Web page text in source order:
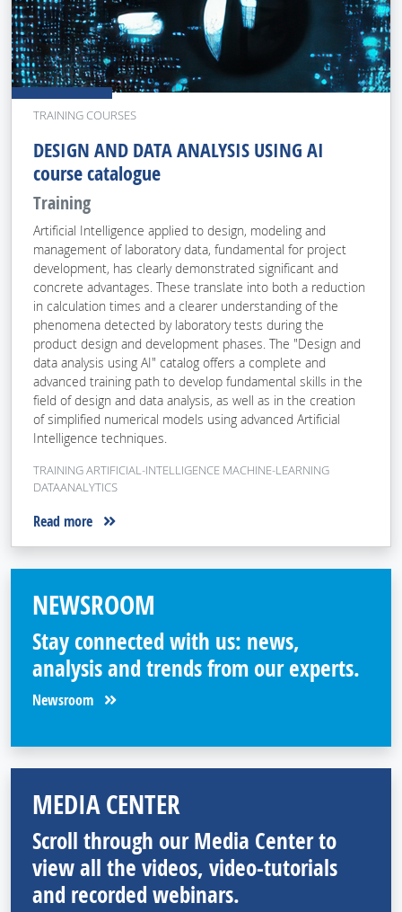
TRAINING COURSES
DESIGN AND DATA ANALYSIS USING AI
course catalogue
Training
Artificial Intelligence applied to design, modeling and
management of laboratory data, fundamental for project
development, has clearly demonstrated significant and
concrete advantages. These translate into both a reduction
in calculation times and a clearer understanding of the
phenomena detected by laboratory tests during the
product design and development phases. The "Design and
data analysis using AI" catalog offers a complete and
advanced training path to develop fundamental skills in the
field of design and data analysis, as well as in the creation
of simplified numerical models using advanced Artificial
Intelligence techniques.
TRAINING ARTIFICIAL-INTELLIGENCE MACHINE-LEARNING
DATAANALYTICS
Read more
NEWSROOM
Stay connected with us: news,
analysis and trends from our experts.
Newsroom
MEDIA CENTER
Scroll through our Media Center to
view all the videos, video-tutorials
and recorded webinars.